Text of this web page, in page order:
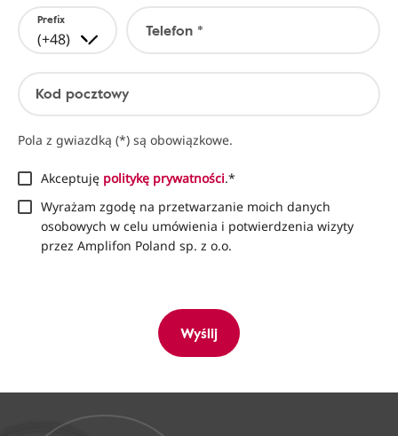
Prefix
(+48) Telefon *
Kod pocztowy
Pola z gwiazdką (*) są obowiązkowe.
Akceptuję politykę prywatności.*
Wyrażam zgodę na przetwarzanie moich danych
osobowych w celu umówienia i potwierdzenia wizyty
przez Amplifon Poland sp. z o.o.
Wyślij